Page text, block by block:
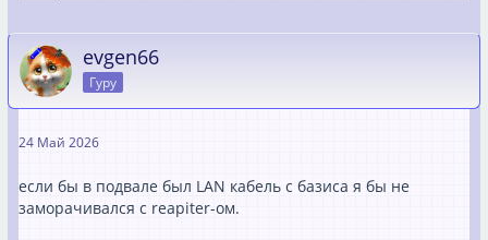
evgen66
Гуру
24 Май 2026
если бы в подвале был LAN кабель с базиса я бы не
заморачивался с reapiter-ом.